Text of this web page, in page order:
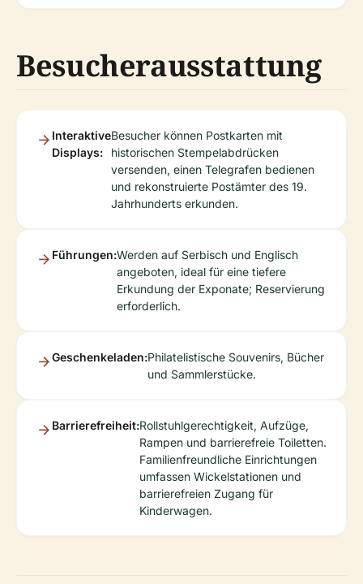
Besucherausstattung
Interaktive
Displays:
Besucher können Postkarten mit
historischen Stempelabdrücken
versenden, einen Telegrafen bedienen
und rekonstruierte Postämter des 19.
Jahrhunderts erkunden.
Führungen:Werden auf Serbisch und Englisch
angeboten, ideal für eine tiefere
Erkundung der Exponate; Reservierung
erforderlich.
Geschenkeladen:Philatelistische Souvenirs, Bücher
und Sammlerstücke.
Barrierefreiheit:Rollstuhlgerechtigkeit, Aufzüge,
Rampen und barrierefreie Toiletten.
Familienfreundliche Einrichtungen
umfassen Wickelstationen und
barrierefreien Zugang für
Kinderwagen.